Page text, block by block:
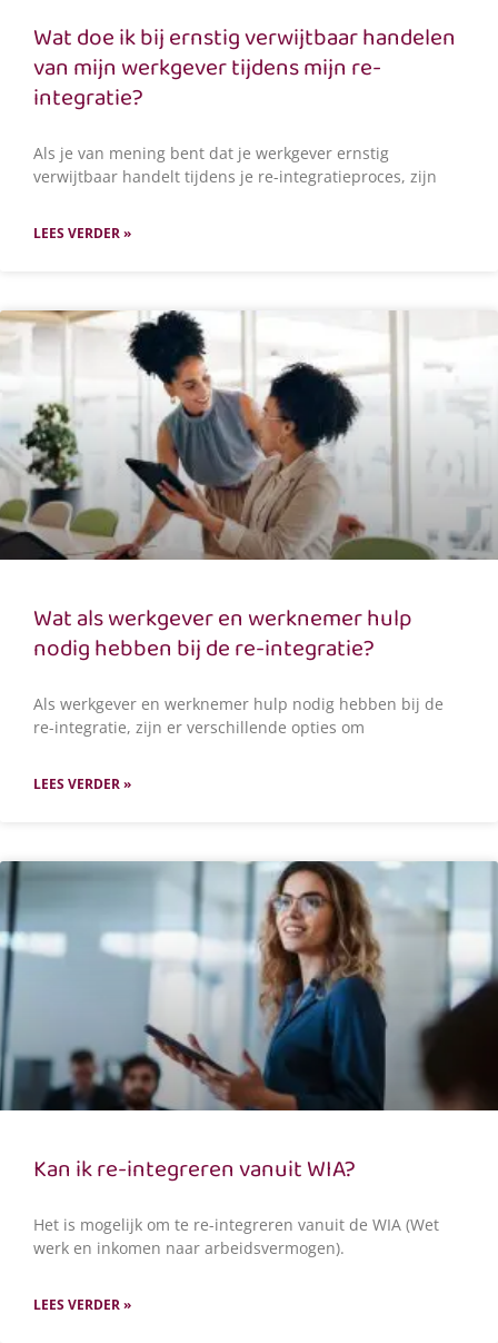
Wat doe ik bij ernstig verwijtbaar handelen
van mijn werkgever tijdens mijn re-
integratie?
Als je van mening bent dat je werkgever ernstig
verwijtbaar handelt tijdens je re-integratieproces, zijn
LEES VERDER »
Wat als werkgever en werknemer hulp
nodig hebben bij de re-integratie?
Als werkgever en werknemer hulp nodig hebben bij de
re-integratie, zijn er verschillende opties om
LEES VERDER »
Kan ik re-integreren vanuit WIA?
Het is mogelijk om te re-integreren vanuit de WIA (Wet
werk en inkomen naar arbeidsvermogen).
LEES VERDER »